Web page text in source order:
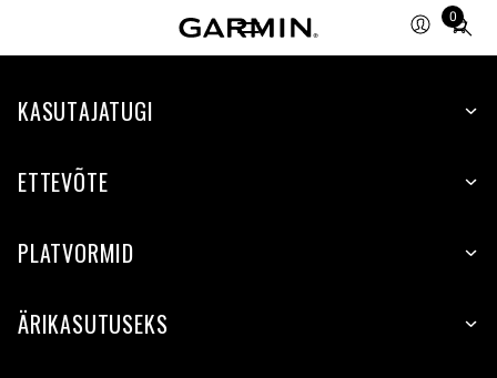
0
Total
items
cart:
KASUTAJATUGI
ETTEVÕTE
PLATVORMID
ÄRIKASUTUSEKS